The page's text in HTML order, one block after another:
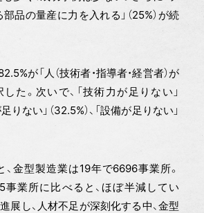
品の量産に力を入れる」（25%）が続
が「人（技術者・指導者・経営者）が
た。次いで、「技術力が足りない」
足りない」（32.5%）、「設備が足りない」
金型製造業は19年で6696事業所。
事業所に比べると、ほぼ半減してい
展し、人材不足が深刻化する中、金型